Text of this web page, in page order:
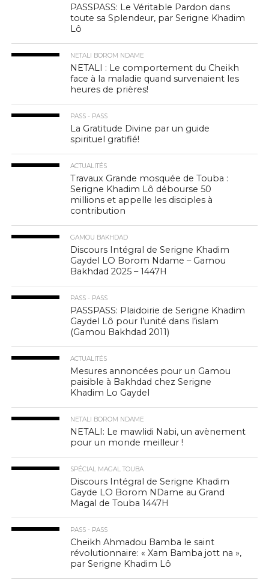
PASSPASS: Le Véritable Pardon dans
toute sa Splendeur, par Serigne Khadim
Lô
NETALI BOROM NDAME
NETALI : Le comportement du Cheikh
face à la maladie quand survenaient les
heures de prières!
PASS - PASS
La Gratitude Divine par un guide
spirituel gratifié!
ACTUALITÉS
Travaux Grande mosquée de Touba :
Serigne Khadim Lô débourse 50
millions et appelle les disciples à
contribution
GAMOU BAKHDAD
Discours Intégral de Serigne Khadim
Gaydel LO Borom Ndame – Gamou
Bakhdad 2025 – 1447H
PASS - PASS
PASSPASS: Plaidoirie de Serigne Khadim
Gaydel Lô pour l’unité dans l’islam
(Gamou Bakhdad 2011)
ACTUALITÉS
Mesures annoncées pour un Gamou
paisible à Bakhdad chez Serigne
Khadim Lo Gaydel
NETALI BOROM NDAME
NETALI: Le mawlidi Nabi, un avènement
pour un monde meilleur !
SPÉCIAL MAGAL TOUBA
Discours Intégral de Serigne Khadim
Gayde LO Borom NDame au Grand
Magal de Touba 1447H
PASS - PASS
Cheikh Ahmadou Bamba le saint
révolutionnaire: « Xam Bamba jott na »,
par Serigne Khadim Lô